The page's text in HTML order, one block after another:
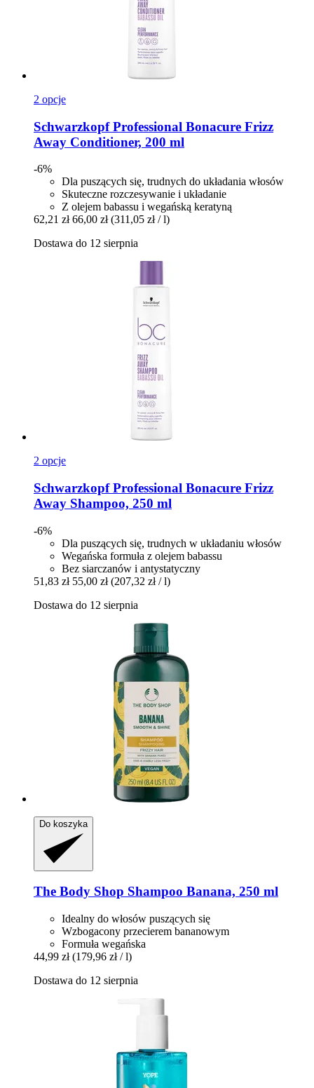
2 opcje
Schwarzkopf Professional Bonacure Frizz
Away Conditioner, 200 ml
-6%
Dla puszących się, trudnych do układania włosów
Skuteczne rozczesywanie i układanie
Z olejem babassu i wegańską keratyną
62,21 zł 66,00 zł (311,05 zł / l)
Dostawa do 12 sierpnia
2 opcje
Schwarzkopf Professional Bonacure Frizz
Away Shampoo, 250 ml
-6%
Dla puszących się, trudnych w układaniu włosów
Wegańska formuła z olejem babassu
Bez siarczanów i antystatyczny
51,83 zł 55,00 zł (207,32 zł / l)
Dostawa do 12 sierpnia
Do koszyka
The Body Shop Shampoo Banana, 250 ml
Idealny do włosów puszących się
Wzbogacony przecierem bananowym
Formuła wegańska
44,99 zł (179,96 zł / l)
Dostawa do 12 sierpnia